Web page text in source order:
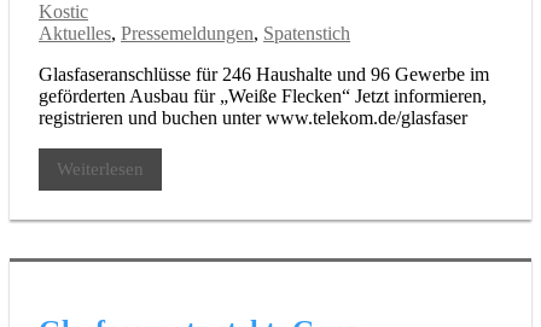
Kostic
Aktuelles, Pressemeldungen, Spatenstich
Glasfaseranschlüsse für 246 Haushalte und 96 Gewerbe im
geförderten Ausbau für „Weiße Flecken“ Jetzt informieren,
registrieren und buchen unter www.telekom.de/glasfaser
Weiterlesen